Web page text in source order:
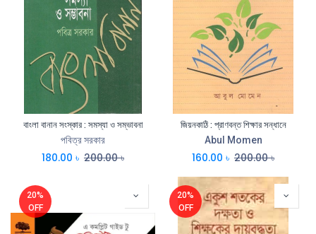
বাংলা বানান সংস্কার : সমস্যা ও সম্ভাবনা
পবিত্র সরকার
180.00 ৳ 200.00৳
জিয়নকাঠি : প্রাণবন্ত শিক্ষার সন্ধানে
Abul Momen
160.00 ৳ 200.00৳
20%
OFF
20%
OFF